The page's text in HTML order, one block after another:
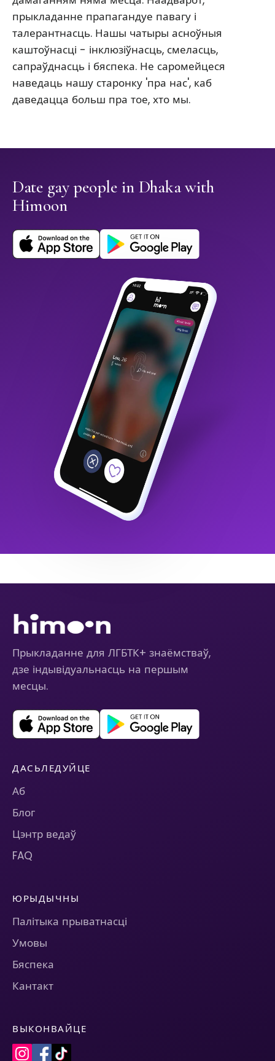
прыкладанне прапагандуе павагу і
талерантнасць. Нашы чатыры асноўныя
каштоўнасці - інклюзіўнасць, смеласць,
сапраўднасць і бяспека. Не саромейцеся
наведаць нашу старонку 'пра нас', каб
даведацца больш пра тое, хто мы.
Date gay people in Dhaka with
Himoon
Прыкладанне для ЛГБТК+ знаёмстваў,
дзе індывідуальнасць на першым
месцы.
ДАСЬЛЕДУЙЦЕ
Аб
Блог
Цэнтр ведаў
FAQ
ЮРЫДЫЧНЫ
Палітыка прыватнасці
Умовы
Бяспека
Кантакт
ВЫКОНВАЙЦЕ